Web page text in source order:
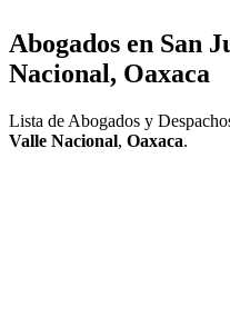
Abogados en San
Nacional, Oaxaca
Lista de Abogados y
Valle Nacional, Oaxaca.